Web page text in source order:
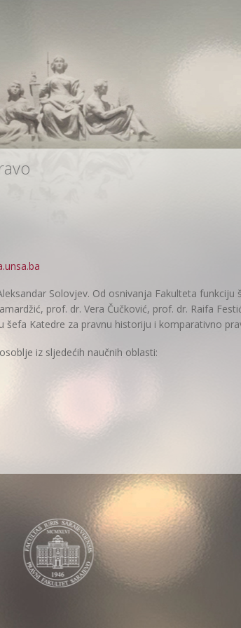
Solovjev. Od osnivanja Fakulteta funkciju
prof. dr. Vera Čučković, prof. dr. Raifa
šefa Katedre za pravnu historiju i komparativno
iz sljedećih naučnih oblasti: